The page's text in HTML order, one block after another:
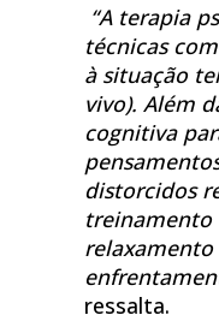
“A terapia
técnicas
à situação
vivo). Além
cognitiva
distorcidos
treinamento
relaxamento
ressalta.